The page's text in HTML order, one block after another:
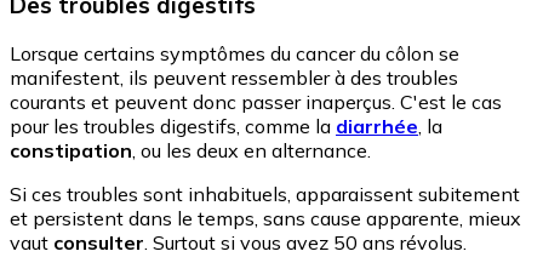
Lorsque certains symptômes du cancer du côlon se
manifestent, ils peuvent ressembler à des troubles
courants et peuvent donc passer inaperçus. C'est le cas
pour les troubles digestifs, comme la diarrhée, la
constipation, ou les deux en alternance.
Si ces troubles sont inhabituels, apparaissent subitement
et persistent dans le temps, sans cause apparente, mieux
vaut consulter. Surtout si vous avez 50 ans révolus.